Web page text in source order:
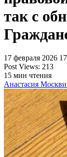
так с
17 февраля 2026
Post Views: 213
15 мин чтения
Анастасия